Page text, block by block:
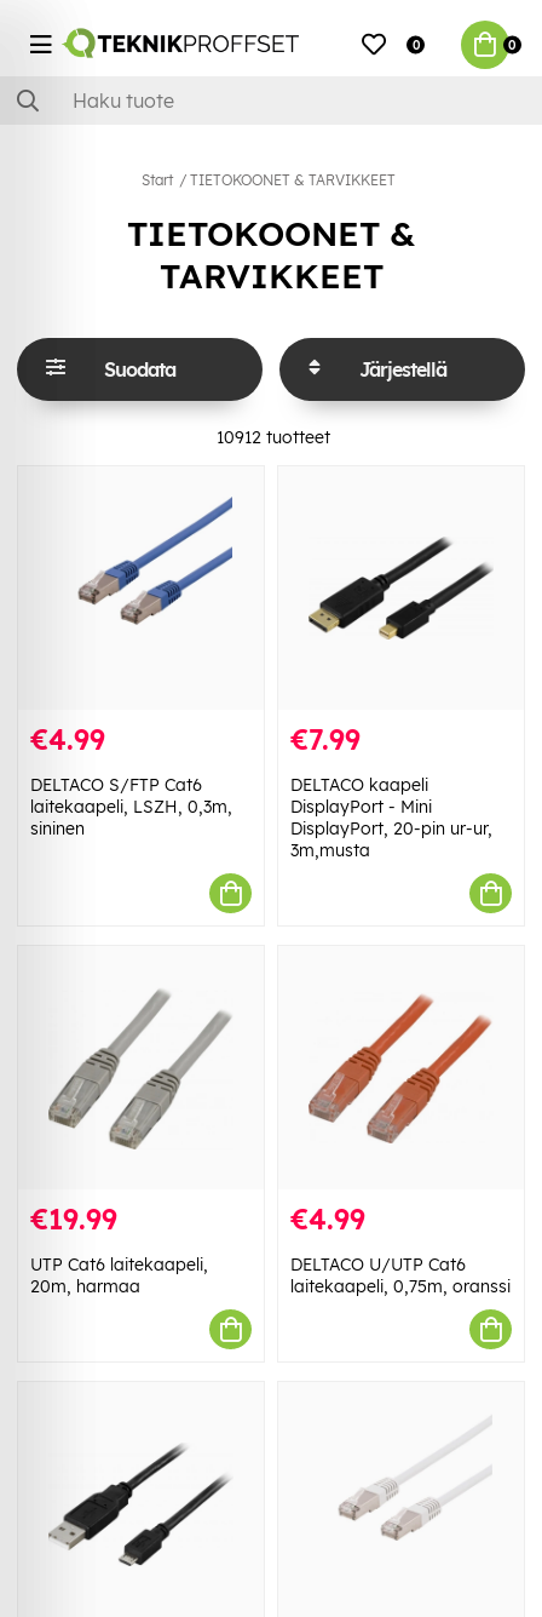
0 0
Start TIETOKOONET & TARVIKKEET
TIETOKOONET &
TARVIKKEET
Suodata Järjestellä
10912 tuotteet
€4.99
DELTACO S/FTP Cat6
laitekaapeli, LSZH, 0,3m,
sininen
€7.99
DELTACO kaapeli
DisplayPort - Mini
DisplayPort, 20-pin ur-ur,
3m,musta
€19.99
UTP Cat6 laitekaapeli,
20m, harmaa
€4.99
DELTACO U/UTP Cat6
laitekaapeli, 0,75m, oranssi